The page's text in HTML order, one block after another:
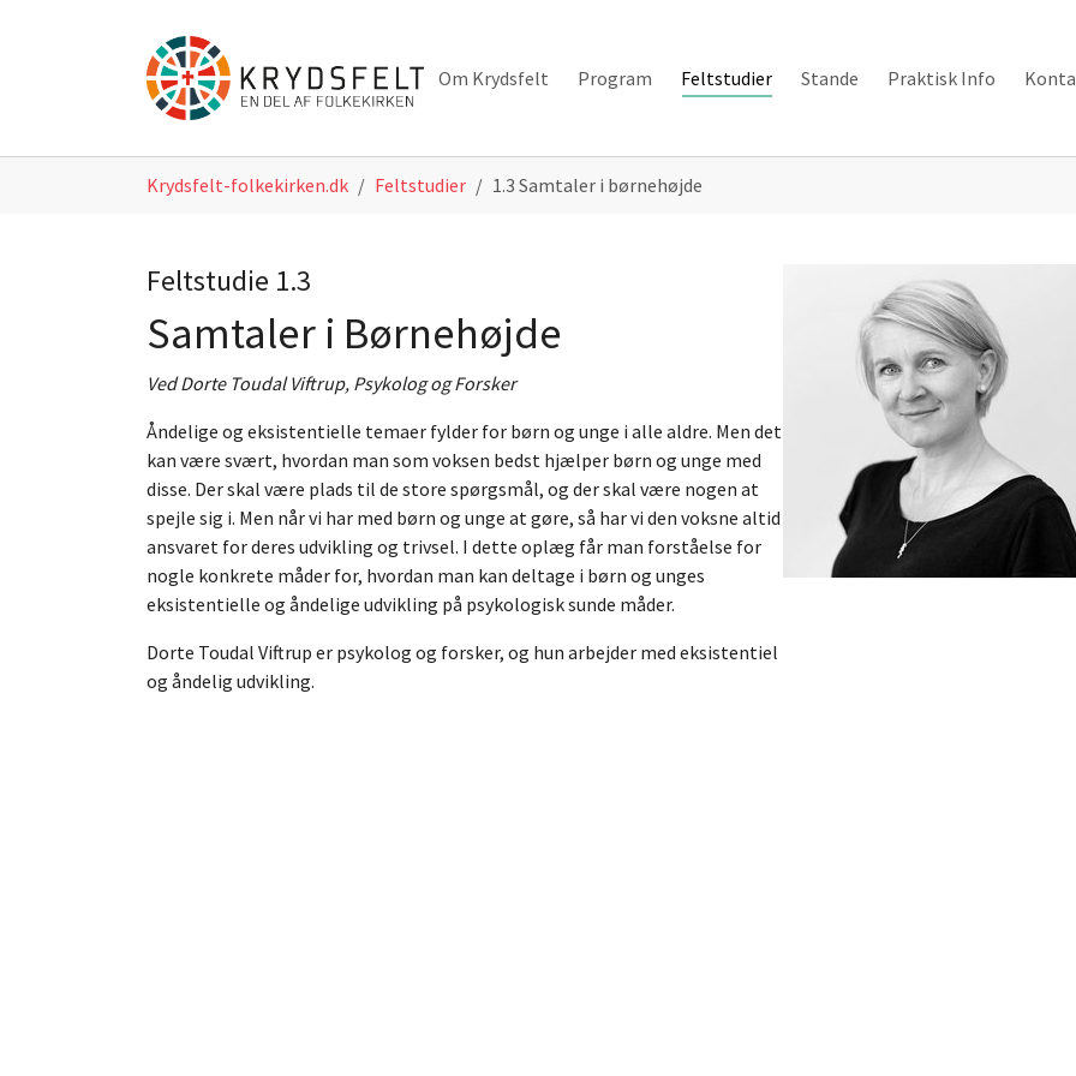
Om Krydsfelt Program Feltstudier Stande Praktisk Info
Krydsfelt-folkekirken.dk Feltstudier 1.3 Samtaler i børnehøjde
Feltstudie 1.3
Samtaler i Børnehøjde
Ved Dorte Toudal Viftrup, Psykolog og Forsker
Åndelige og eksistentielle temaer fylder for børn og unge i alle aldre. Men det
kan være svært, hvordan man som voksen bedst hjælper børn og unge med
disse. Der skal være plads til de store spørgsmål, og der skal være nogen at
spejle sig i. Men når vi har med børn og unge at gøre, så har vi den voksne altid
ansvaret for deres udvikling og trivsel. I dette oplæg får man forståelse for
nogle konkrete måder for, hvordan man kan deltage i børn og unges
eksistentielle og åndelige udvikling på psykologisk sunde måder.
Dorte Toudal Viftrup er psykolog og forsker, og hun arbejder med eksistentiel
og åndelig udvikling.